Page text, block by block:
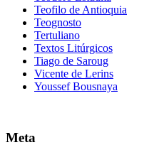
Teofilo de Antioquia
Teognosto
Tertuliano
Textos Litúrgicos
Tiago de Saroug
Vicente de Lerins
Youssef Bousnaya
Meta